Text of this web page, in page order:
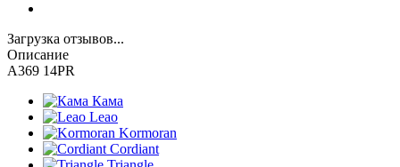
Загрузка отзывов...
Описание
A369 14PR
Кама
Leao
Kormoran
Cordiant